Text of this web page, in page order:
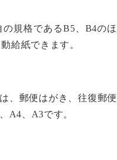
規格であるB5、B4のほ
給紙できます。
、郵便はがき、往復郵便
A4、A3です。